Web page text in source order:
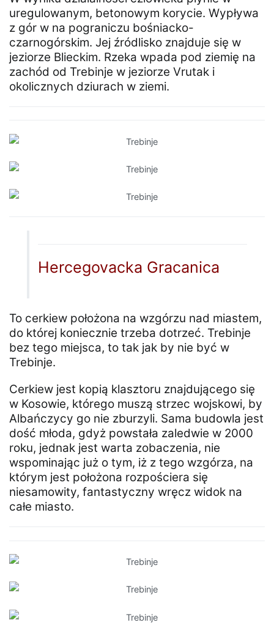
uregulowanym, betonowym korycie. Wypływa
z gór w na pograniczu bośniacko-
czarnogórskim. Jej źródlisko znajduje się w
jeziorze Blieckim. Rzeka wpada pod ziemię na
zachód od Trebinje w jeziorze Vrutak i
okolicznych dziurach w ziemi.
Hercegovacka Gracanica
To cerkiew położona na wzgórzu nad miastem,
do której koniecznie trzeba dotrzeć. Trebinje
bez tego miejsca, to tak jak by nie być w
Trebinje.
Cerkiew jest kopią klasztoru znajdującego się
w Kosowie, którego muszą strzec wojskowi, by
Albańczycy go nie zburzyli. Sama budowla jest
dość młoda, gdyż powstała zaledwie w 2000
roku, jednak jest warta zobaczenia, nie
wspominając już o tym, iż z tego wzgórza, na
którym jest położona rozpościera się
niesamowity, fantastyczny wręcz widok na
całe miasto.